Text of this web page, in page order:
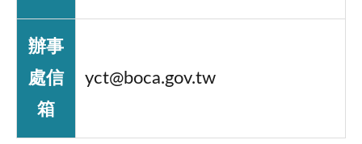
辦事
處信
箱
yct@boca.gov.tw